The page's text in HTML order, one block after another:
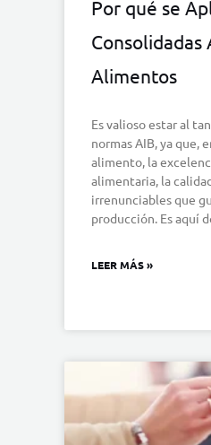
Por qué se
Consolidadas
Alimentos
Es valioso estar al
normas AIB, ya que,
alimento, la
alimentaria, la
irrenunciables que
producción. Es aquí
LEER MÁS »